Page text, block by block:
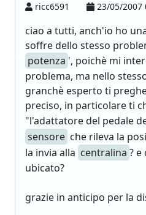
ricc6591 23/05/2007
ciao a tutti, anch'io ho
soffre dello stesso
potenza ', poichè mi
problema, ma nello
granchè esperto ti
preciso, in particolare ti
"l'adattatore del pedale
sensore che rileva la
la invia alla centralina ?
ubicato?
grazie in anticipo per la